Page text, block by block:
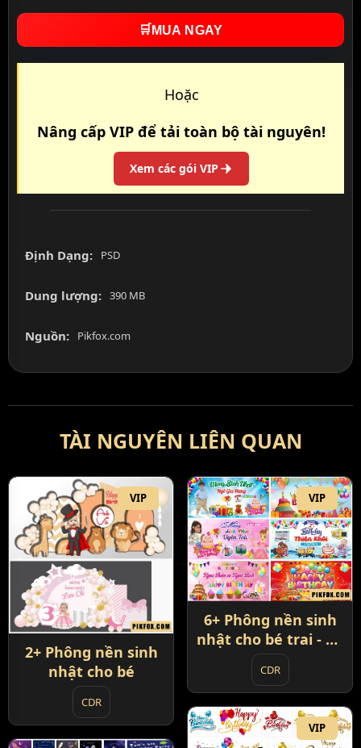
🛒 MUA NGAY
Hoặc
Nâng cấp VIP để tải toàn bộ tài nguyên!
Xem các gói VIP
Định Dạng: PSD
Dung lượng: 390 MB
Nguồn: Pikfox.com
TÀI NGUYÊN LIÊN QUAN
VIP
2+ Phông nền sinh
nhật cho bé
CDR
VIP
6+ Phông nền sinh
nhật cho bé trai - bé
gái
CDR
VIP